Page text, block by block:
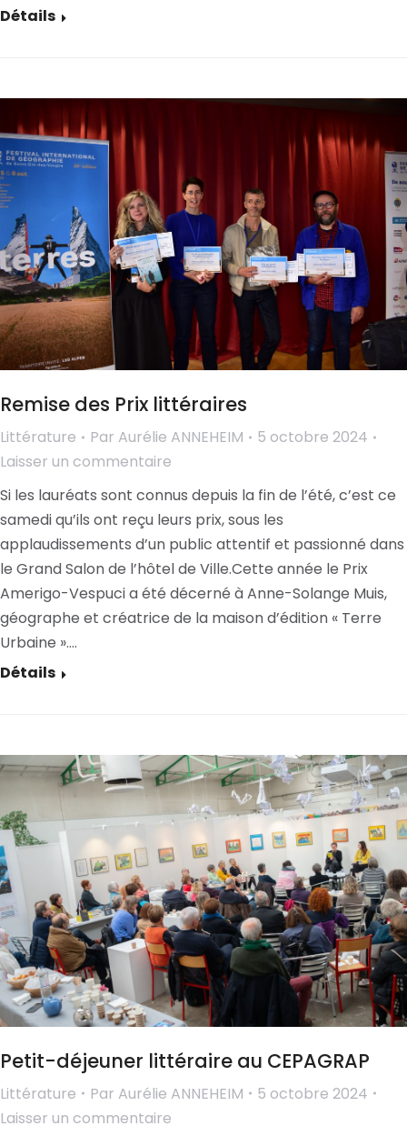
Détails
Remise des Prix littéraires
Littérature Par Aurélie ANNEHEIM
5 octobre 2024
Laisser un commentaire
Si les lauréats sont connus depuis la fin de l’été, c’est ce
samedi qu’ils ont reçu leurs prix, sous les
applaudissements d’un public attentif et passionné dans
le Grand Salon de l’hôtel de Ville.Cette année le Prix
Amerigo-Vespuci a été décerné à Anne-Solange Muis,
géographe et créatrice de la maison d’édition « Terre
Urbaine ».…
Détails
Petit-déjeuner littéraire au CEPAGRAP
Littérature Par Aurélie ANNEHEIM
5 octobre 2024
Laisser un commentaire